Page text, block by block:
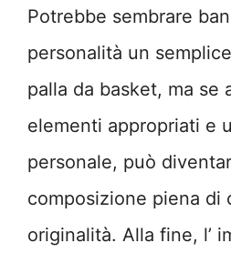
Potrebbe sembrare
personalità un
palla da basket, ma se
elementi appropriati e
personale, può
composizione piena di
originalità. Alla fine, l’